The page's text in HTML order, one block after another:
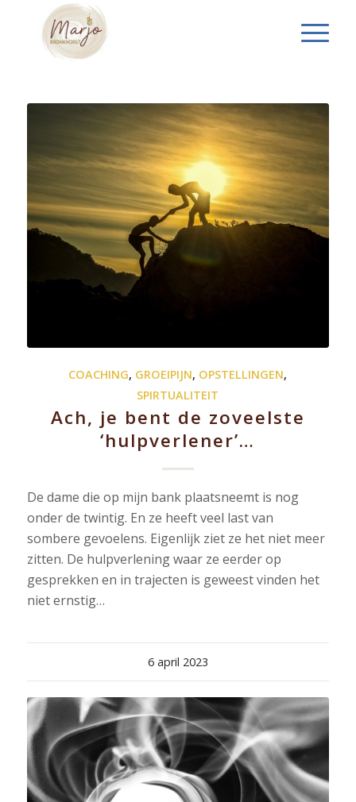
COACHING, GROEIPIJN, OPSTELLINGEN,
SPIRTUALITEIT
Ach, je bent de zoveelste
‘hulpverlener’…
De dame die op mijn bank plaatsneemt is nog
onder de twintig. En ze heeft veel last van
sombere gevoelens. Eigenlijk ziet ze het niet meer
zitten. De hulpverlening waar ze eerder op
gesprekken en in trajecten is geweest vinden het
niet ernstig…
6 april 2023